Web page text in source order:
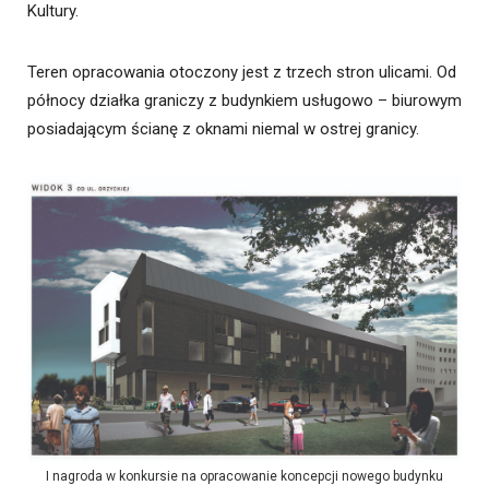
Kultury.
Teren opracowania otoczony jest z trzech stron ulicami. Od
północy działka graniczy z budynkiem usługowo – biurowym
posiadającym ścianę z oknami niemal w ostrej granicy.
I nagroda w konkursie na opracowanie koncepcji nowego budynku